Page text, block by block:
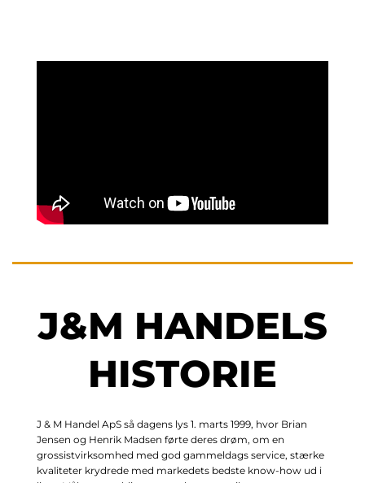
J&M HANDELS
HISTORIE
J & M Handel ApS så dagens lys 1. marts 1999, hvor Brian
Jensen og Henrik Madsen førte deres drøm, om en
grossistvirksomhed med god gammeldags service, stærke
kvaliteter krydrede med markedets bedste know-how ud i